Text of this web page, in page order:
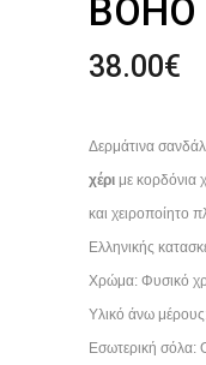
38.00€
Δερμάτινα
χέρι με κορδόνια
και χειροποίητο
Ελληνικής
Χρώμα: Φυσικό
Υλικό άνω
Εσωτερική σόλα: